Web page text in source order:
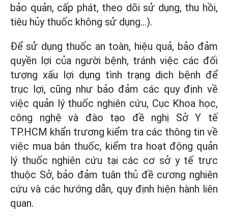
bảo quản, cấp phát, theo dõi sử dụng, thu hồi,
tiêu hủy thuốc không sử dụng…).
Để sử dụng thuốc an toàn, hiệu quả, bảo đảm
quyền lợi của người bệnh, tránh việc các đối
tượng xấu lợi dụng tình trạng dịch bệnh để
trục lợi, cũng như bảo đảm các quy định về
việc quản lý thuốc nghiên cứu, Cục Khoa học,
công nghệ và đào tạo đề nghị Sở Y tế
TP.HCM khẩn trương kiểm tra các thông tin về
việc mua bán thuốc, kiểm tra hoạt động quản
lý thuốc nghiên cứu tại các cơ sở y tế trực
thuộc Sở, bảo đảm tuân thủ đề cương nghiên
cứu và các hướng dẫn, quy định hiện hành liên
quan.